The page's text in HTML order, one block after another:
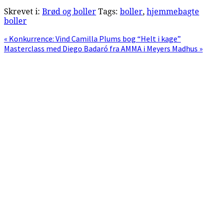
Skrevet i: Brød og boller Tags: boller, hjemmebagte
boller
Previous
Post:
« Konkurrence: Vind Camilla Plums bog “Helt i kage”
Next
Masterclass med Diego Badaró fra AMMA i Meyers Madhus »